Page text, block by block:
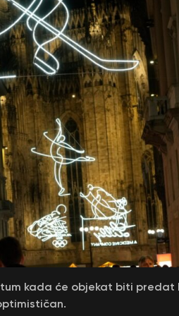
kada će objekat biti predat